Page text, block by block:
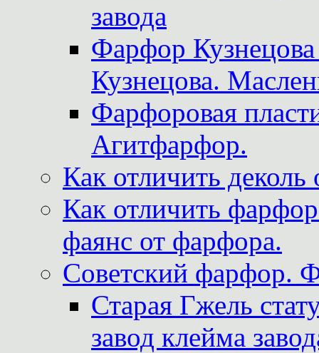
завода
Фарфор
Кузнецова.
Фарфоровая
Агитфарфор.
Как отличить
Как отличить
фаянс от фарфора.
Советский фарфор.
Старая Гжель
завод клейма